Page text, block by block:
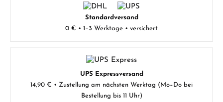
Standardversand
0 € • 1–3 Werktage • versichert
UPS Expressversand
14,90 € • Zustellung am nächsten Werktag (Mo–Do bei
Bestellung bis 11 Uhr)